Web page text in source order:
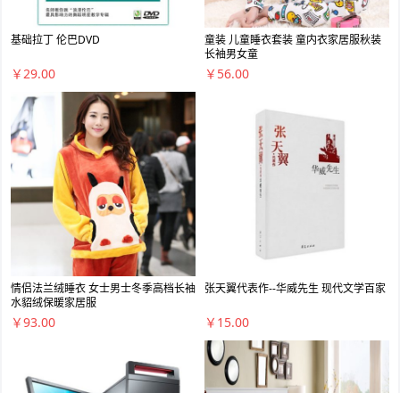
基础拉丁 伦巴DVD
￥29.00
童装 儿童睡衣套装 童内衣家居服秋装
长袖男女童
￥56.00
情侣法兰绒睡衣 女士男士冬季高档长袖
水貂绒保暖家居服
￥93.00
张天翼代表作--华威先生 现代文学百家
￥15.00